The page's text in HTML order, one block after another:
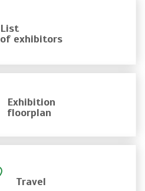
List
of exhibitors
Exhibition
floorplan
Travel